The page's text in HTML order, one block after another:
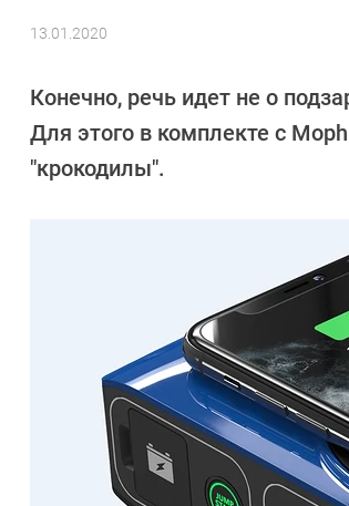
13.01.2020
Кошик
Конечно, речь идет не о
Для этого в комплекте с
"крокодилы".